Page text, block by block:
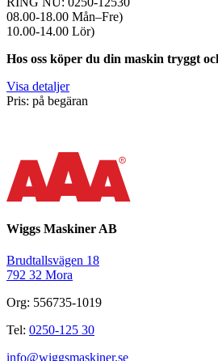
08.00-18.00 Mån–Fre)
10.00-14.00 Lör)
Hos oss köper du din maskin tryggt
Visa detaljer
Pris: på begäran
Wiggs Maskiner AB
Brudtallsvägen 18
792 32 Mora
Org: 556735-1019
Tel: 0250-125 30
info@wiggsmaskiner.se